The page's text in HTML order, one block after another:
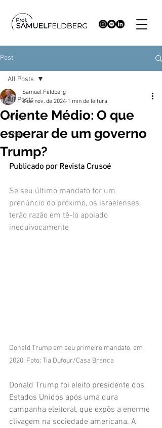
Post
All Posts
Artigo
Video
All Posts
Oriente Médio: O que
esperar de um governo
Trump?
Samuel Feldberg
8 de nov. de 2024 1 min de leitura
Publicado por Revista Crusoé
Se seu último mandato for um
prenúncio do próximo, os israelenses
terão razão em tê-lo apoiado
inequivocamente
Donald Trump em seu primeiro mandato, em
2020. Foto: Tia Dufour/Casa Branca
Donald Trump foi eleito presidente dos
Estados Unidos após uma dura
campanha eleitoral, que expôs a enorme
clivagem na sociedade americana. A